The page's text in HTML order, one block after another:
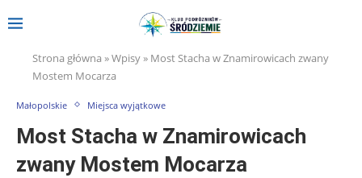
Strona główna »Wpisy» Most Stacha w Znamirowicach zwany
Mostem Mocarza
Małopolskie Miejsca wyjątkowe
Most Stacha w Znamirowicach
zwany Mostem Mocarza